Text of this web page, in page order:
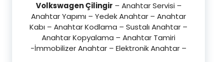
Volkswagen Çilingir – Anahtar Servisi –
Anahtar Yapımı – Yedek Anahtar – Anahtar
Kabı – Anahtar Kodlama – Sustalı Anahtar –
Anahtar Kopyalama – Anahtar Tamiri
-İmmobilizer Anahtar – Elektronik Anahtar –